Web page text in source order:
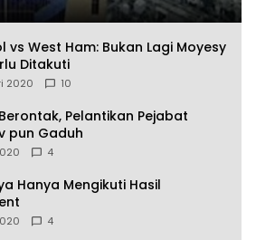
vs West Ham: Bukan Lagi Moyesy
Ditakuti
2020 10
Pelantikan Pejabat
pun Gaduh
4
Hanya Mengikuti Hasil
4